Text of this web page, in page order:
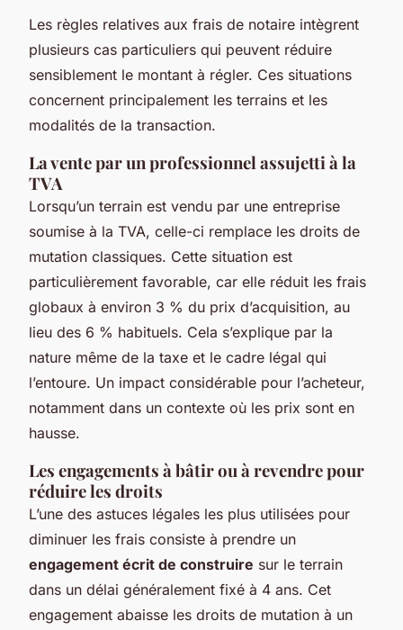
Les règles relatives aux frais de notaire intègrent
plusieurs cas particuliers qui peuvent réduire
sensiblement le montant à régler. Ces situations
concernent principalement les terrains et les
modalités de la transaction.
La vente par un professionnel assujetti à la
TVA
Lorsqu’un terrain est vendu par une entreprise
soumise à la TVA, celle-ci remplace les droits de
mutation classiques. Cette situation est
particulièrement favorable, car elle réduit les frais
globaux à environ 3 % du prix d’acquisition, au
lieu des 6 % habituels. Cela s’explique par la
nature même de la taxe et le cadre légal qui
l’entoure. Un impact considérable pour l’acheteur,
notamment dans un contexte où les prix sont en
hausse.
Les engagements à bâtir ou à revendre pour
réduire les droits
L’une des astuces légales les plus utilisées pour
diminuer les frais consiste à prendre un
engagement écrit de construire sur le terrain
dans un délai généralement fixé à 4 ans. Cet
engagement abaisse les droits de mutation à un